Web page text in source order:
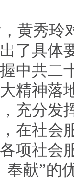
黄秀玲
了具体
中共二
精神落
充分发
在社会
项社会
奉献”的